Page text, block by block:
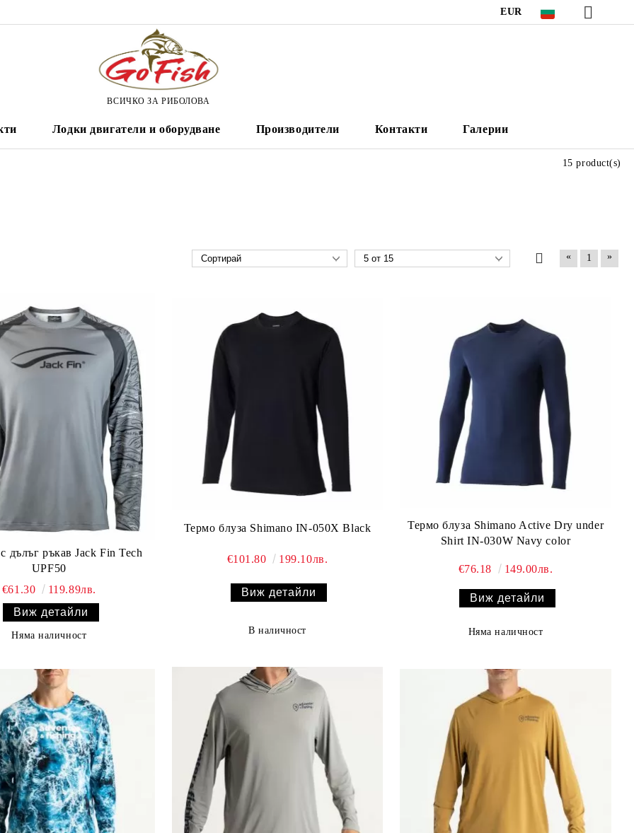
EUR
ВСИЧКО ЗА РИБОЛОВА
Лодки двигатели и оборудване Производители Контакти Галерии
15 product(s)
« 1 »
дълъг ръкав Jack Fin Tech
UPF50
€61.30
119.89лв.
Виж детайли
Няма наличност
Термо блуза Shimano IN-050X Black
€101.80 199.10лв.
Виж детайли
В наличност
Термо блуза Shimano Active Dry under
Shirt IN-030W Navy color
€76.18 149.00лв.
Виж детайли
Няма наличност